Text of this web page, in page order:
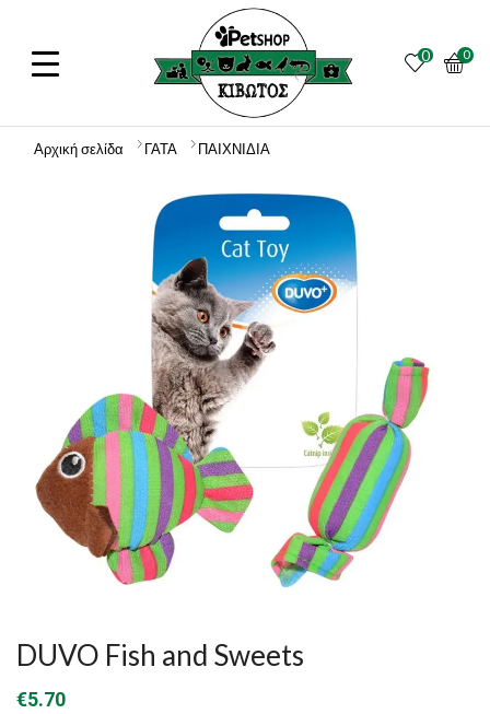
0 0
Αρχική σελίδα ΓΑΤΑ ΠΑΙΧΝΙΔΙΑ
DUVO Fish and Sweets
€5.70